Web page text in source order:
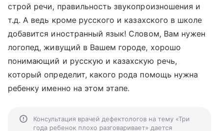
строй речи, правильность звукопроизношения и
т.д. А ведь кроме русского и казахского в школе
добавится иностранный язык! Словом, Вам нужен
логопед, живущий в Вашем городе, хорошо
понимающий и русскую и казахскую речь,
который определит, какого рода помощь нужна
ребенку именно на этом этапе.
Консультация врачей дефектологов на тему «Три
года ребенок плохо разговаривает» дается